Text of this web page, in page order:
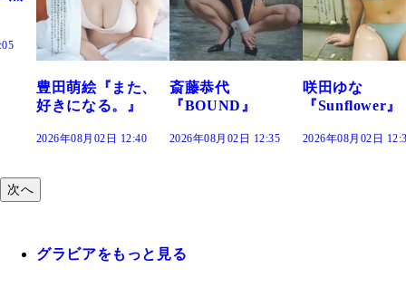
斎藤恭代
『BOUND』
2026年08月02日 12:35
咲田ゆな
『Sunflower』
2026年08月02日 12:30
藤水咲桜『花
だまり』
2026年08月02日
次へ
グラビアをもっと見る